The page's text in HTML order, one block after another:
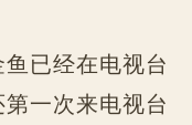
已经在电视台
一次来电视台